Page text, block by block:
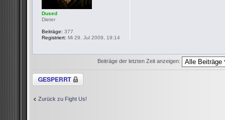
Dused
Dieter
Beiträge: 377
Registriert: Mi 29. Jul 2009, 19:14
Beiträge der letzten Zeit anzeigen:
Thema gesperrt
Zurück zu Fight Us!